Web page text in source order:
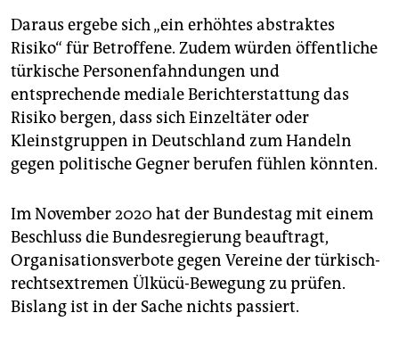
Daraus ergebe sich „ein erhöhtes abstraktes
Risiko“ für Betroffene. Zudem würden öffentliche
türkische Personenfahndungen und
entsprechende mediale Berichterstattung das
Risiko bergen, dass sich Einzeltäter oder
Kleinstgruppen in Deutschland zum Handeln
gegen politische Gegner berufen fühlen könnten.
Im November 2020 hat der Bundestag mit einem
Beschluss die Bundesregierung beauftragt,
Organisationsverbote gegen Vereine der türkisch-
rechtsextremen Ülkücü-Bewegung zu prüfen.
Bislang ist in der Sache nichts passiert.